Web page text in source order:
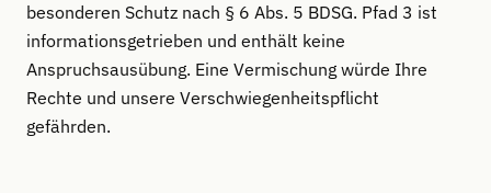
besonderen Schutz nach § 6 Abs. 5 BDSG. Pfad 3 ist
informationsgetrieben und enthält keine
Anspruchsausübung. Eine Vermischung würde Ihre
Rechte und unsere Verschwiegenheitspflicht
gefährden.